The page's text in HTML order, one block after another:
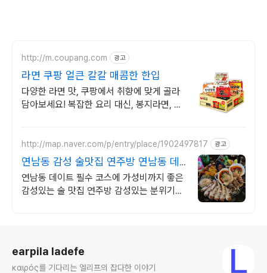
http://m.coupang.com 광고
라면 쿠팡 얼큰 칼칼 매콤한 한입
다양한 라면 맛, 쿠팡에서 취향에 맞게 골라
담아보세요! 복잡한 요리 대신, 봉지라면, 쉽
http://map.naver.com/p/entry/place/1902497817 광고
연남동 감성 술맛집 연주방 연남동 데
이트의 필수 코스!
연남동 데이트 필수 코스에 가성비까지 좋은
감성있는 술 맛집 연주방 감성있는 분위기에
earpila ladefe
καιρός를 기다리는 엘리프의 잡다한 이야기